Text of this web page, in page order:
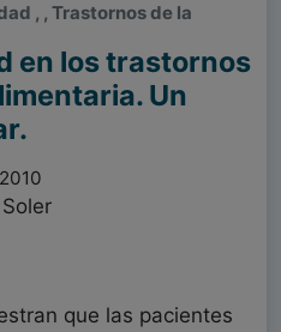
, , Trastornos de la
en los trastornos
Un
que las pacientes